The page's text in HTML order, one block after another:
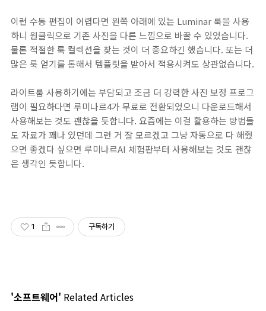
이런 수동 편집이 어렵다면 왼쪽 아래에 있는 Luminar 룩을 사용
하니 원클릭으로 기존 사진을 다른 느낌으로 바꿀 수 있었습니다.
물론 적절한 룩 컬렉션을 찾는 것이 더 중요하긴 했습니다. 또는 더
많은 룩 얻기를 통해서 템플릿을 받아서 적용시켜도 상관없습니다.
라이트룸 사용하기에는 부담되고 조금 더 강력한 사진 보정 프로그
램이 필요하다면 루미나르4가 무료로 전환되었으니 다운로드해서
사용해보는 것도 괜찮을 듯합니다. 요즘에는 이걸 활용하는 방법들
도 자료가 꽤나 있던데 그런 거 잘 모르겠고 그냥 자동으로 다 해줬
으면 좋겠다 싶으면 루미나르AI 체험판부터 사용해보는 것도 괜찮
은 생각인 듯합니다.
1 구독하기
'소프트웨어' Related Articles